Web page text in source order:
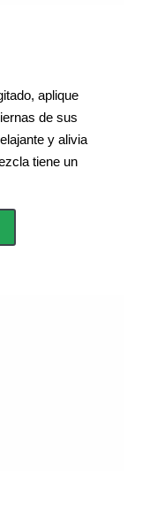
aplique
de sus
y alivia
tiene un